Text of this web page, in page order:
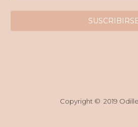
Copyright © 2019